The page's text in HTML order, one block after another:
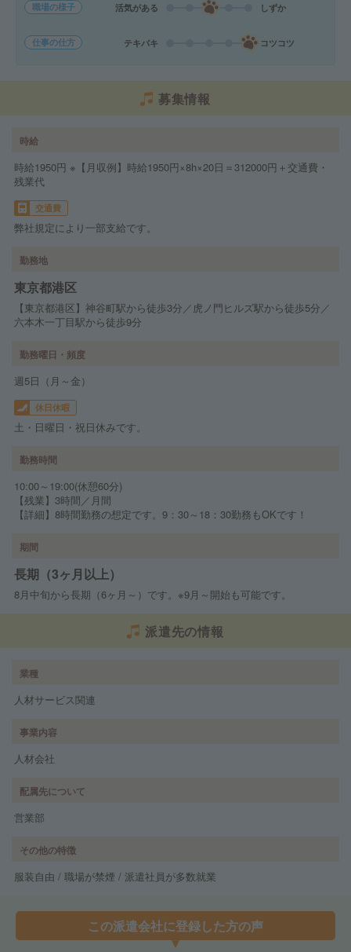
職場の様子 活気がある しずか
仕事の仕方 テキパキ コツコツ
募集情報
時給
時給1950円 ※【月収例】時給1950円×8h×20日＝312000円＋交通費・
残業代
交通費
弊社規定により一部支給です。
勤務地
東京都港区
【東京都港区】神谷町駅から徒歩3分／虎ノ門ヒルズ駅から徒歩5分／
六本木一丁目駅から徒歩9分
勤務曜日・頻度
週5日（月～金）
休日休暇
土・日曜日・祝日休みです。
勤務時間
10:00～19:00(休憩60分)
【残業】3時間／月間
【詳細】8時間勤務の想定です。9：30～18：30勤務もOKです！
期間
長期（3ヶ月以上）
8月中旬から長期（6ヶ月～）です。※9月～開始も可能です。
派遣先の情報
業種
人材サービス関連
事業内容
人材会社
配属先について
営業部
その他の特徴
服装自由 / 職場が禁煙 / 派遣社員が多数就業
この派遣会社に登録した方の声